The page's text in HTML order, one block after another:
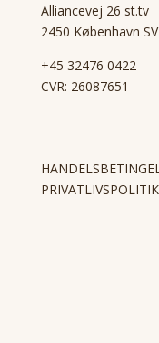
Alliancevej 26 st.tv
2450 København SV
+45 32476 0422
CVR: 26087651
PRIVATLIVSPOLITIK